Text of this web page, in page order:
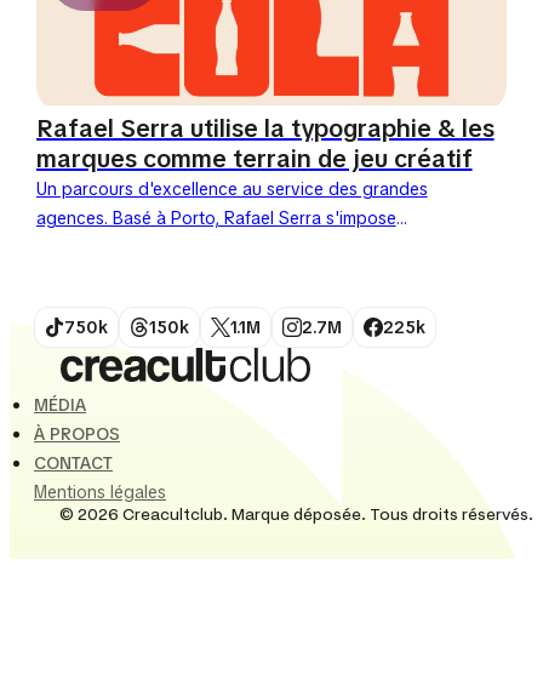
Rafael Serra utilise la typographie & les
marques comme terrain de jeu créatif
Un parcours d'excellence au service des grandes
agences. Basé à Porto, Rafael Serra s'impose
750k 150k 1.1M 2.7M 225k
MÉDIA
À PROPOS
CONTACT
Mentions légales
© 2026 Creacultclub. Marque déposée. Tous droits réservés.